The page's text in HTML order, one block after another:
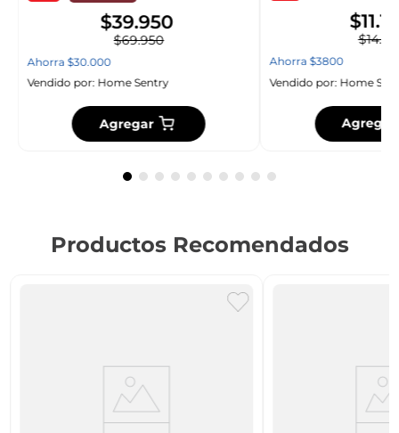
$39.950
$69.950
Ahorra $30.000
Vendido por: Home Sentry
Agregar
$11.
$14.
Ahorra$3800
Vendido por:Home
Agregar
Productos Recomendados